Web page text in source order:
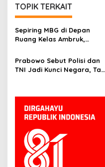
TOPIK TERKAIT
Sepiring MBG di Depan
Ruang Kelas Ambruk,
Pendidikan di Grobogan
Prabowo Sebut Polisi dan
TNI Jadi Kunci Negara, Tapi